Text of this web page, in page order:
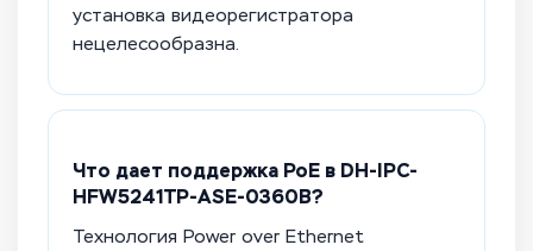
установка видеорегистратора
нецелесообразна.
Что дает поддержка PoE в DH-IPC-
HFW5241TP-ASE-0360B?
Технология Power over Ethernet